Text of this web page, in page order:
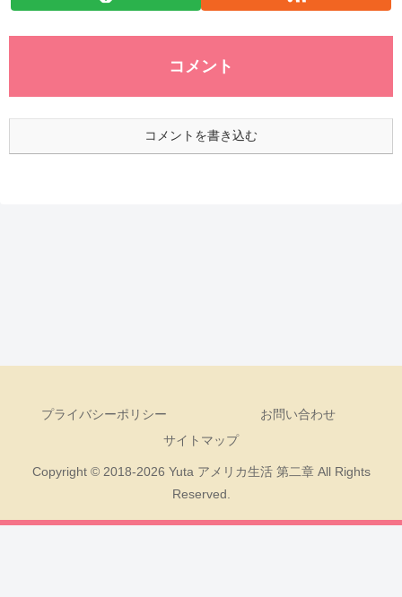
コメント
コメントを書き込む
プライバシーポリシー
お問い合わせ
サイトマップ
Copyright © 2018-2026 Yuta アメリカ生活 第二章 All Rights
Reserved.